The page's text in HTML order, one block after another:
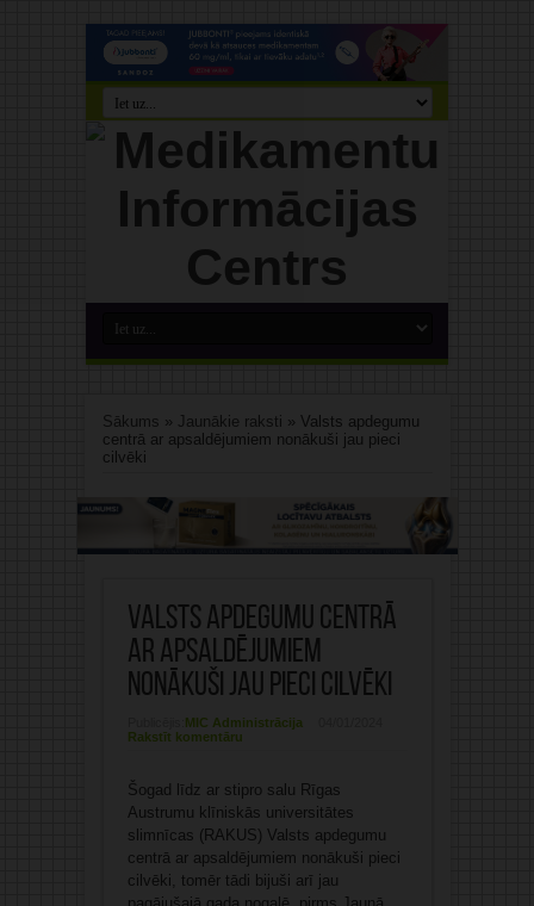
Sākums » Jaunākie raksti » Valsts apdegumu
centrā ar apsaldējumiem nonākuši jau pieci
cilvēki
Valsts apdegumu centrā
ar apsaldējumiem
nonākuši jau pieci cilvēki
MIC Administrācija
Rakstīt komentāru
Šogad līdz ar stipro salu Rīgas
Austrumu klīniskās universitātes
slimnīcas (RAKUS) Valsts apdegumu
centrā ar apsaldējumiem nonākuši pieci
cilvēki, tomēr tādi bijuši arī jau